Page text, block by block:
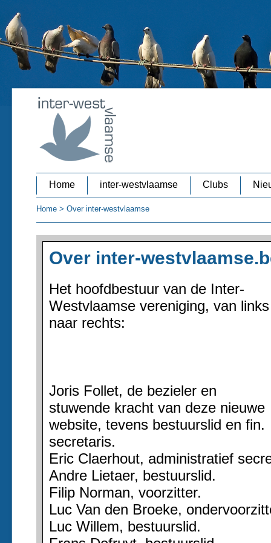
Home inter-westvlaamse Clubs
Home > Over inter-westvlaamse
Over inter-
Het hoofdbestuur van de Inter-
Westvlaamse vereniging, van links
naar rechts:
Joris Follet, de bezieler en
stuwende kracht van deze nieuwe
website, tevens bestuurslid en fin.
secretaris.
Eric Claerhout, administratief
Andre Lietaer, bestuurslid.
Filip Norman, voorzitter.
Luc Van den Broeke,
Luc Willem, bestuurslid.